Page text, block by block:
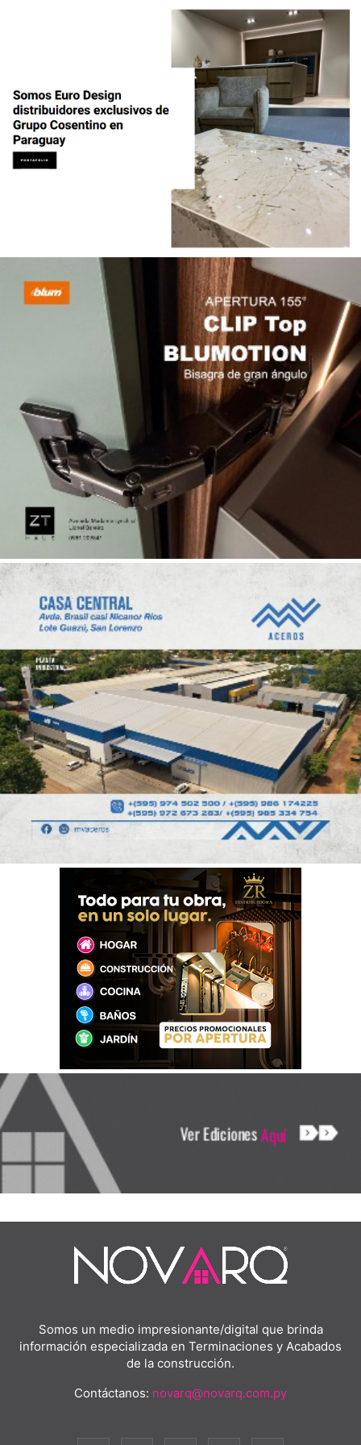
Somos un medio impresionante/digital que brinda
información especializada en Terminaciones y Acabados
de la construcción.
Contáctanos: novarq@novarq.com.py